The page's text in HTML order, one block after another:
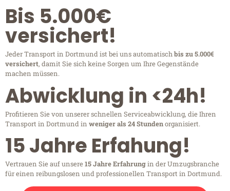
Bis 5.000€
versichert!
Jeder Transport in Dortmund ist bei uns automatischbis zu 5.000€
versichert, damit Sie sich keine Sorgen um Ihre Gegenstände
machen müssen.
Abwicklung in <24h!
Profitieren Sie von unserer schnellen Serviceabwicklung, die Ihren
Transport in Dortmund in weniger als 24 Stundenorganisiert.
15 Jahre Erfahung!
Vertrauen Sie auf unsere15 Jahre Erfahrungin der Umzugsbranche
für einen reibungslosen und professionellen Transport in Dortmund.